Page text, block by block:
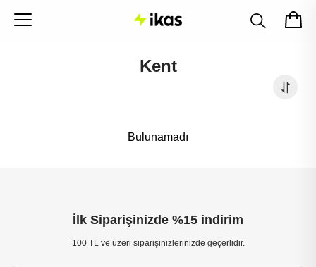
Kent
Bulunamadı
İlk Siparişinizde %15 indirim
100 TL ve üzeri siparişinizlerinizde geçerlidir.